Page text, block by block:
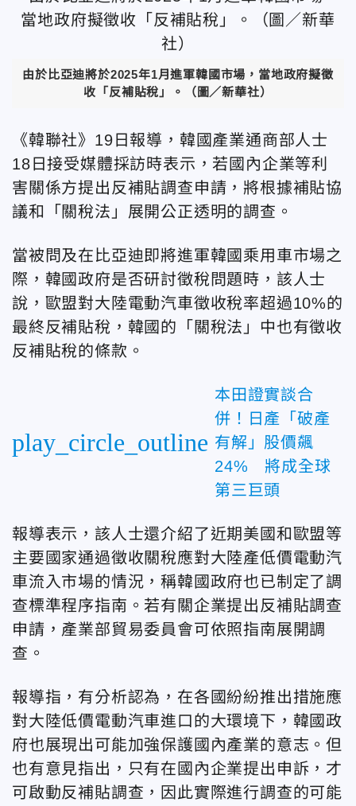
由於比亞迪將於2025年1月進軍韓國市場，當地政府擬徵
收「反補貼稅」。（圖／新華社）
《韓聯社》19日報導，韓國產業通商部人士
18日接受媒體採訪時表示，若國內企業等利
害關係方提出反補貼調查申請，將根據補貼協
議和「關稅法」展開公正透明的調查。
當被問及在比亞迪即將進軍韓國乘用車市場之
際，韓國政府是否研討徵稅問題時，該人士
說，歐盟對大陸電動汽車徵收稅率超過10%的
最終反補貼稅，韓國的「關稅法」中也有徵收
反補貼稅的條款。
play_circle_outline
本田證實談合
併！日產「破產
有解」股價飆
24% 將成全球
第三巨頭
報導表示，該人士還介紹了近期美國和歐盟等
主要國家通過徵收關稅應對大陸產低價電動汽
車流入市場的情況，稱韓國政府也已制定了調
查標準程序指南。若有關企業提出反補貼調查
申請，產業部貿易委員會可依照指南展開調
查。
報導指，有分析認為，在各國紛紛推出措施應
對大陸低價電動汽車進口的大環境下，韓國政
府也展現出可能加強保護國內產業的意志。但
也有意見指出，只有在國內企業提出申訴，才
可啟動反補貼調查，因此實際進行調查的可能